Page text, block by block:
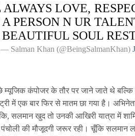
LOVE,
A PERSON N UR
SOUL
— Salman Khan (@BeingSalmanKhan)
कंपोजर के तौर पर जाने जाते थे बल्कि
में एक बार फिर से मातम छा गया है।
सलमान खुद तो उनकी आखिरी यात्रा में
की मौजूदगी जरूर रही। चूँकि सलमान